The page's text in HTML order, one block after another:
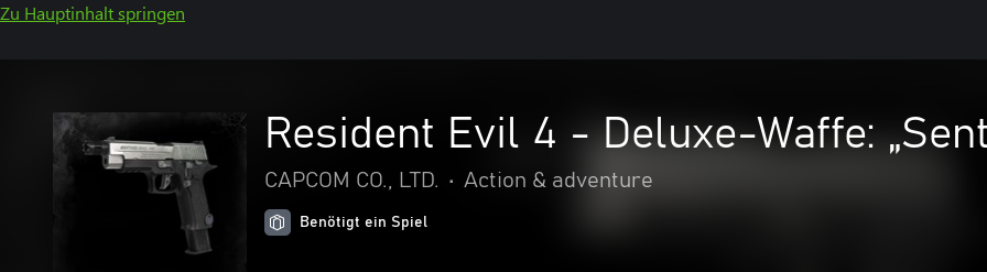
Zu Hauptinhalt springen
Resident Evil 4 - Deluxe-Waffe:
CAPCOM CO., LTD. • Action & adventure
Benötigt ein Spiel